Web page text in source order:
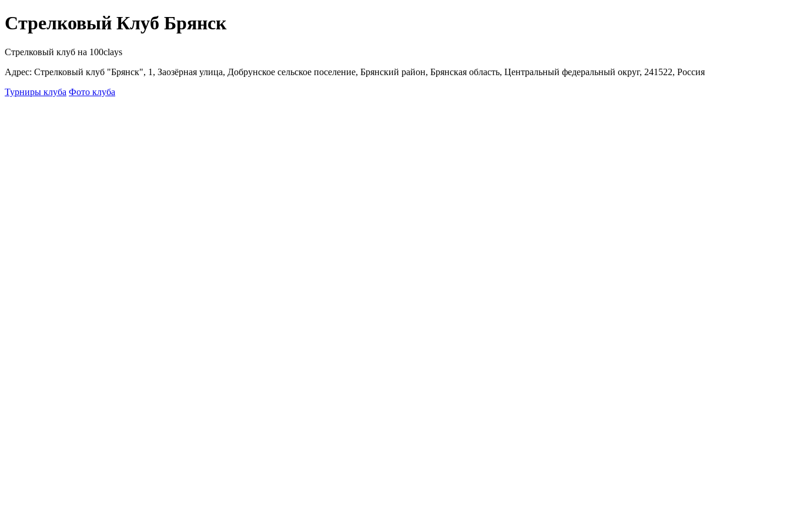
Стрелковый Клуб Брянск
Стрелковый клуб на 100clays
Адрес: Стрелковый клуб "Брянск", 1, Заозёрная улица, Добрунское сельское поселение, Брянский район, Брянская область, Центральный федеральный округ, 241522, Россия
Турниры клуба Фото клуба